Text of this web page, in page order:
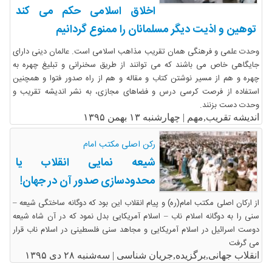
اخلاق اسلامی حکم می کند
توهین و اذیت دیگر مسلمانان را ممنوع گردانیم
وحدت علمی و فرهنگی همان تقریب مذاهب اسلامی است. عالمان دینی دارای
جایگاهی خاص می باشند که می توانند از طریق سخنرانی و تبلیغ چهره به
چهره و هم از مسیر نوشتن کتاب و مقاله و هم از راه صدور فتوا و همچنین
استفاده از فرصت کرسی درس و فضاهای مجازی، به نشر اندیشه تقریب و
وحدت دست بزنند.
اندیشه تقریب,مهم | چهارشنبه ۱۳ بهمن ۱۳۹۵
رکن اصلی مکتب امام
شیعه نمایی انقلاب یا
محدودسازی صدور آن در جهان!
از ارکان اصلی مکتب امام(ره) و پیام انقلاب این بود که دوگانه ساختگی شیعه –
سنی را به دوگانه اسلام ناب – اسلام آمریکایی بدل نمود که در آن شاه شیعه
دوست اسرائیل در اسلام آمریکایی و مجاهد سنی فلسطینی در اسلام ناب قرار
می گرفت
انقلاب جهانی,برگزیده,جریان شناسی | سه‌شنبه ۲۸ دی ۱۳۹۵